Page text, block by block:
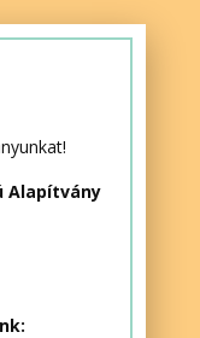
Alapítvány